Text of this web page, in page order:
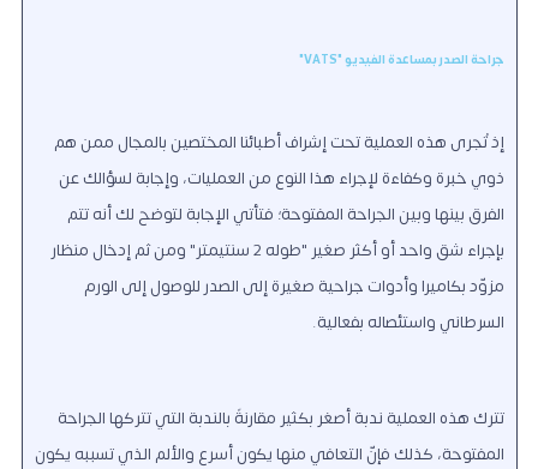
جراحة الصدر بمساعدة الفيديو "VATS"
إذ تُجرى هذه العملية تحت إشراف أطبائنا المختصين بالمجال ممن هم
ذوي خبرة وكفاءة لإجراء هذا النوع من العمليات، وإجابة لسؤالك عن
الفرق بينها وبين الجراحة المفتوحة؛ فتأتي الإجابة لتوضح لك أنه تتم
بإجراء شق واحد أو أكثر صغير "طوله 2 سنتيمتر" ومن ثم إدخال منظار
مزوّد بكاميرا وأدوات جراحية صغيرة إلى الصدر للوصول إلى الورم
السرطاني واستئصاله بفعالية.
تترك هذه العملية ندبة أصغر بكثير مقارنةً بالندبة التي تتركها الجراحة
المفتوحة، كذلك فإنّ التعافي منها يكون أسرع والألم الذي تسببه يكون